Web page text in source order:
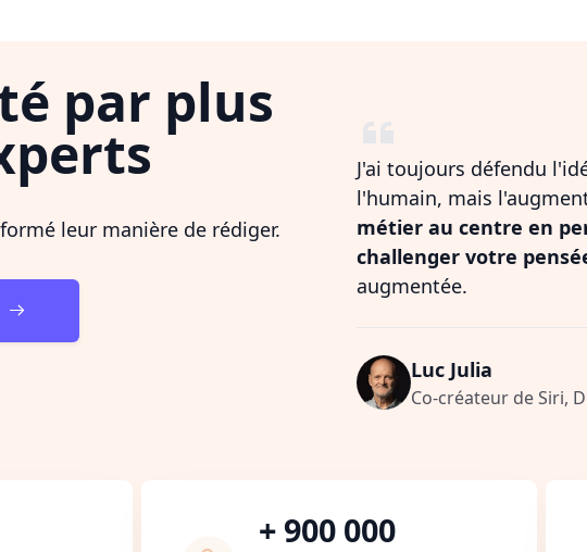
par plus
leur manière de rédiger.
J'ai toujours défendu
l'humain, mais
métier au centre en
challenger votre
augmentée.
Luc Julia
Co-créateur de Siri,
+ 900 000